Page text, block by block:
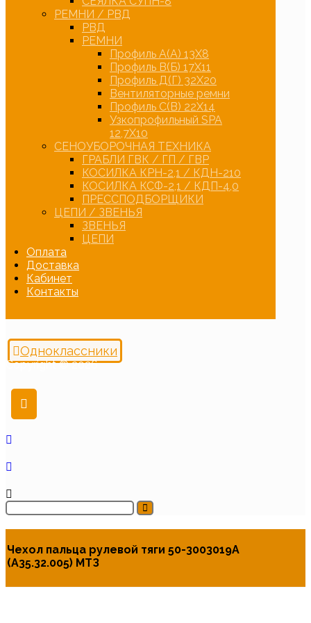
РЕМНИ / РВД
РВД
РЕМНИ
Профиль А(А) 13Х8
Профиль В(Б) 17Х11
Профиль Д(Г) 32Х20
Вентиляторные ремни
Профиль С(В) 22Х14
Узкопрофильный SPA
12,7Х10
СЕНОУБОРОЧНАЯ ТЕХНИКА
ГРАБЛИ ГВК / ГП / ГВР
КОСИЛКА КРН-2,1 / КДН-210
КОСИЛКА КСФ-2,1 / КДП-4,0
ПРЕССПОДБОРЩИКИ
ЦЕПИ / ЗВЕНЬЯ
ЗВЕНЬЯ
ЦЕПИ
Оплата
Доставка
Кабинет
Контакты
Одноклассники
Copyright © 2026
Чехол пальца рулевой тяги 50-3003019А
(А35.32.005) МТЗ